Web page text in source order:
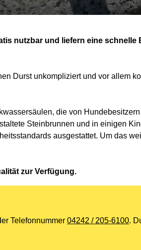
nutzbar und liefern eine
Durst unkompliziert und vor allem
die von
Steinbrunnen und in einigen
ausgestattet. Um das
zur Verfügung.
Telefonnummer 04242 / 205-6100.